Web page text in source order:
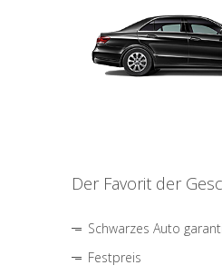
Der Favorit der
Schwarzes Auto
Festpreis